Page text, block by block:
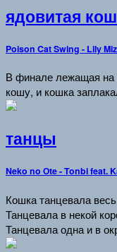
ядовитая
Poison Cat Swing - Lily
В финале лежащая на
кошу, и кошка
танцы
Neko no Оte - Tonbi feat.
Кошка танцевала
Танцевала в некой
Танцевала одна и в